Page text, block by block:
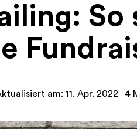
So
am: 11. Apr. 2022 4